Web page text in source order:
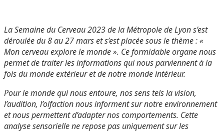
La Semaine du Cerveau 2023 de la Métropole de Lyon s’est
déroulée du 8 au 27 mars et s’est placée sous le thème : «
Mon cerveau explore le monde ». Ce formidable organe nous
permet de traiter les informations qui nous parviennent à la
fois du monde extérieur et de notre monde intérieur.
Pour le monde qui nous entoure, nos sens tels la vision,
l’audition, l’olfaction nous informent sur notre environnement
et nous permettent d’adapter nos comportements. Cette
analyse sensorielle ne repose pas uniquement sur les